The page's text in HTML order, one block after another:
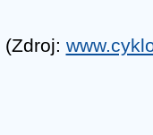
(Zdroj: